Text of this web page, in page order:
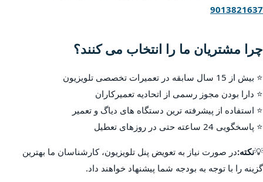
9013821637
چرا مشتریان ما را انتخاب می کنند؟
⭐ بیش از 15 سال سابقه در تعمیرات تخصصی تلویزیون
⭐ دارا بودن مجوز رسمی از اتحادیه تعمیرکاران
⭐ استفاده از پیشرفته ترین دستگاه های دیاگ و تعمیر
⭐ پاسخگویی 24 ساعته حتی در روزهای تعطیل
💡نکته:در صورت نیاز به تعویض پنل تلویزیون، کارشناسان ما بهترین
گزینه را با توجه به بودجه شما پیشنهاد خواهند داد.